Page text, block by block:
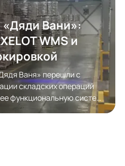
Вани»:
WMS и
Ваня» перешли с
складских операций
функциональную систему
логистики AXELOT